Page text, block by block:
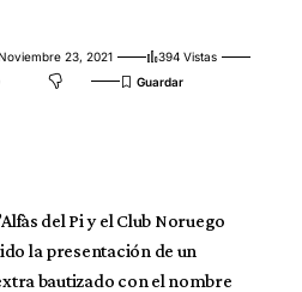
23, 2021
394 Vistas
del Pi y el Club Noruego
la presentación de un
bautizado con el nombre